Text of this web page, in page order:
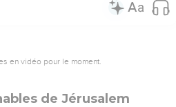
en vidéo pour le moment.
de Jérusalem